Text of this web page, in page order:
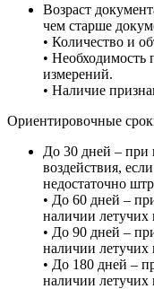
Возраст
чем старше
• Количество и
• Необходимость
измерений.
• Наличие
Ориентировочные
До 30 дней – при
воздействия,
недостаточно
• До 60 дней –
наличии летучих
• До 90 дней –
наличии летучих
• До 180 дней –
наличии летучих